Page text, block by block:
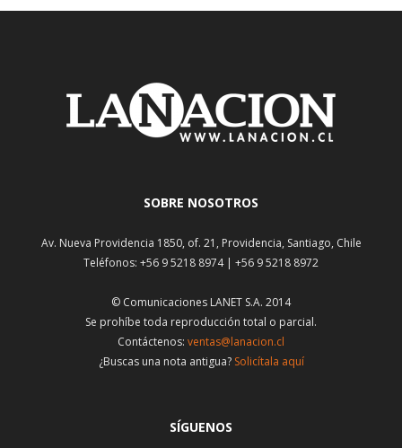
SOBRE NOSOTROS
Av. Nueva Providencia 1850, of. 21, Providencia, Santiago, Chile
Teléfonos: +56 9 5218 8974 | +56 9 5218 8972
© Comunicaciones LANET S.A. 2014
Se prohíbe toda reproducción total o parcial.
Contáctenos: ventas@lanacion.cl
¿Buscas una nota antigua? Solicítala aquí
SÍGUENOS